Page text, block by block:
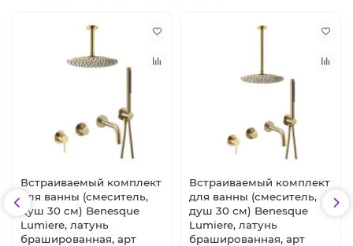
Встраиваемый комплект
для ванны (смеситель,
душ 30 см) Benesque
Lumiere, латунь
брашированная, арт
Встраиваемый комплект
для ванны (смеситель,
душ 30 см) Benesque
Lumiere, латунь
брашированная, арт